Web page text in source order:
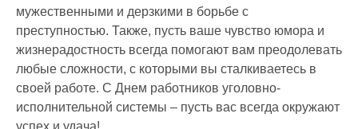
мужественными и дерзкими в борьбе с
преступностью. Также, пусть ваше чувство юмора и
жизнерадостность всегда помогают вам преодолевать
любые сложности, с которыми вы сталкиваетесь в
своей работе. С Днем работников уголовно-
исполнительной системы – пусть вас всегда окружают
успех и удача!